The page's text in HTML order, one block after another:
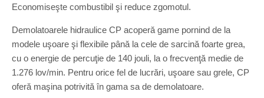
Economiseşte combustibil şi reduce zgomotul.
Demolatoarele hidraulice CP acoperă game pornind de la
modele uşoare şi flexibile până la cele de sarcină foarte grea,
cu o energie de percuţie de 140 jouli, la o frecvenţă medie de
1.276 lov/min. Pentru orice fel de lucrări, uşoare sau grele, CP
oferă maşina potrivită în gama sa de demolatoare.